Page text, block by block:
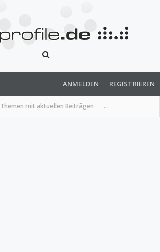
Themen mit aktuellen Beiträgen ...
ANMELDEN REGISTRIEREN